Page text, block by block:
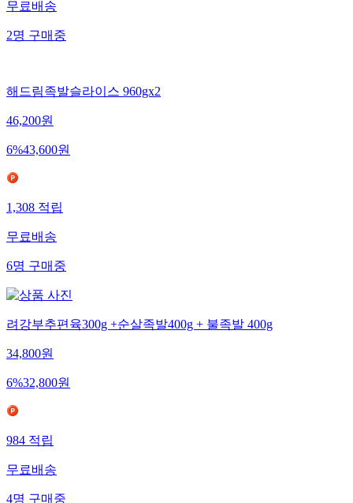
무료배송
2명구매중
해드림족발슬라이스 960gx2
46,200원
6%43,600원
1,308적립
무료배송
6명구매중
려강부추편육300g +순살족발400g + 불족발 400g
34,800원
6%32,800원
984적립
무료배송